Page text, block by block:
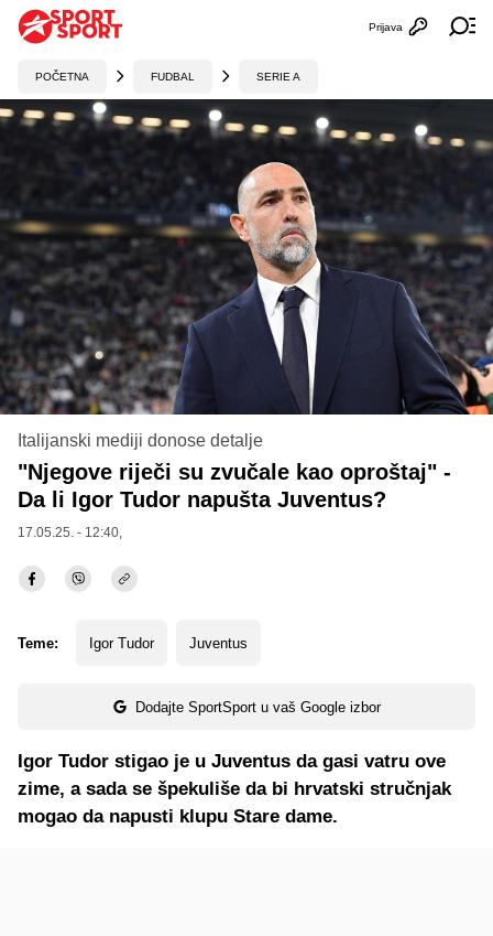
Otvori
Prijava
POČETNA FUDBAL SERIE A
Italijanski mediji donose detalje
"Njegove riječi su zvučale kao oproštaj" -
Da li Igor Tudor napušta Juventus?
17.05.25. - 12:40,
Teme: Igor Tudor Juventus
Dodajte SportSport u vaš Google izbor
Igor Tudor stigao je u Juventus da gasi vatru ove
zime, a sada se špekuliše da bi hrvatski stručnjak
mogao da napusti klupu Stare dame.